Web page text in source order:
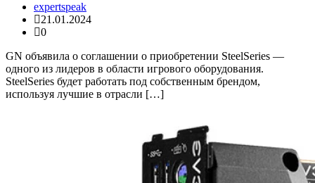
expertspeak
21.01.2024
0
GN объявила о соглашении о приобретении SteelSeries —
одного из лидеров в области игрового оборудования.
SteelSeries будет работать под собственным брендом,
используя лучшие в отрасли […]